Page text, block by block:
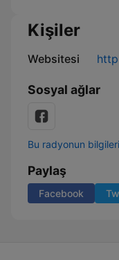
Kişiler
Websitesi
Sosyal ağlar
Bu radyonun
Paylaş
Facebook